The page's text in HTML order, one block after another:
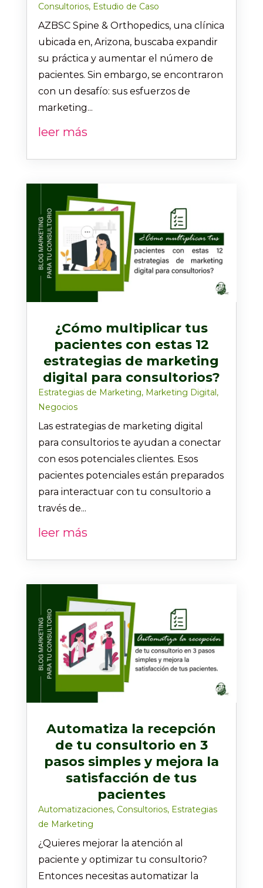
Consultorios, Estudio de Caso
AZBSC Spine & Orthopedics, una clínica
ubicada en, Arizona, buscaba expandir
su práctica y aumentar el número de
pacientes. Sin embargo, se encontraron
con un desafío: sus esfuerzos de
marketing...
leer más
¿Cómo multiplicar tus
pacientes con estas 12
estrategias de marketing
digital para consultorios?
Estrategias de Marketing, Marketing Digital,
Negocios
Las estrategias de marketing digital
para consultorios te ayudan a conectar
con esos potenciales clientes. Esos
pacientes potenciales están preparados
para interactuar con tu consultorio a
través de...
leer más
Automatiza la recepción
de tu consultorio en 3
pasos simples y mejora la
satisfacción de tus
pacientes
Automatizaciones, Consultorios, Estrategias
de Marketing
¿Quieres mejorar la atención al
paciente y optimizar tu consultorio?
Entonces necesitas automatizar la